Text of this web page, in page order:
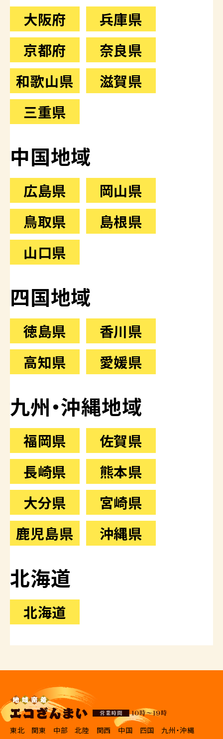
大阪府
兵庫県
京都府
奈良県
和歌山県
滋賀県
三重県
中国地域
広島県
岡山県
鳥取県
島根県
山口県
四国地域
徳島県
香川県
高知県
愛媛県
九州・沖縄地域
福岡県
佐賀県
長崎県
熊本県
大分県
宮崎県
鹿児島県
沖縄県
北海道
北海道
東北 関東 中部 北陸 関西 中国 四国
九州・沖縄